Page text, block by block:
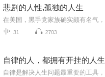
悲剧的人性,孤独的人生
31 2703
自律的人，都拥有开挂的人生